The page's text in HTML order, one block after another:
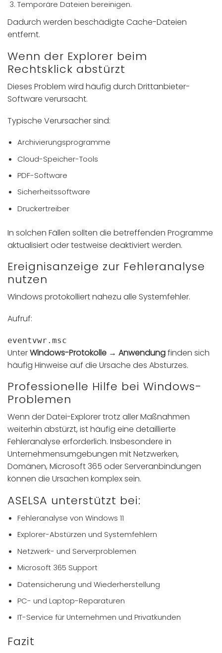
Temporäre Dateien bereinigen.
Dadurch werden beschädigte Cache-Dateien
entfernt.
Wenn der Explorer beim
Rechtsklick abstürzt
Dieses Problem wird häufig durch Drittanbieter-
Software verursacht.
Typische Verursacher sind:
Archivierungsprogramme
Cloud-Speicher-Tools
PDF-Software
Sicherheitssoftware
Druckertreiber
In solchen Fällen sollten die betreffenden Programme
aktualisiert oder testweise deaktiviert werden.
Ereignisanzeige zur Fehleranalyse
nutzen
Windows protokolliert nahezu alle Systemfehler.
Aufruf:
eventvwr.msc
UnterWindows-Protokolle → Anwendungfinden sich
häufig Hinweise auf die Ursache des Absturzes.
Professionelle Hilfe bei Windows-
Problemen
Wenn der Datei-Explorer trotz aller Maßnahmen
weiterhin abstürzt, ist häufig eine detaillierte
Fehleranalyse erforderlich. Insbesondere in
Unternehmensumgebungen mit Netzwerken,
Domänen, Microsoft 365 oder Serveranbindungen
können die Ursachen komplex sein.
ASELSA unterstützt bei:
Fehleranalyse von Windows 11
Explorer-Abstürzen und Systemfehlern
Netzwerk- und Serverproblemen
Microsoft 365 Support
Datensicherung und Wiederherstellung
PC- und Laptop-Reparaturen
IT-Service für Unternehmen und Privatkunden
Fazit